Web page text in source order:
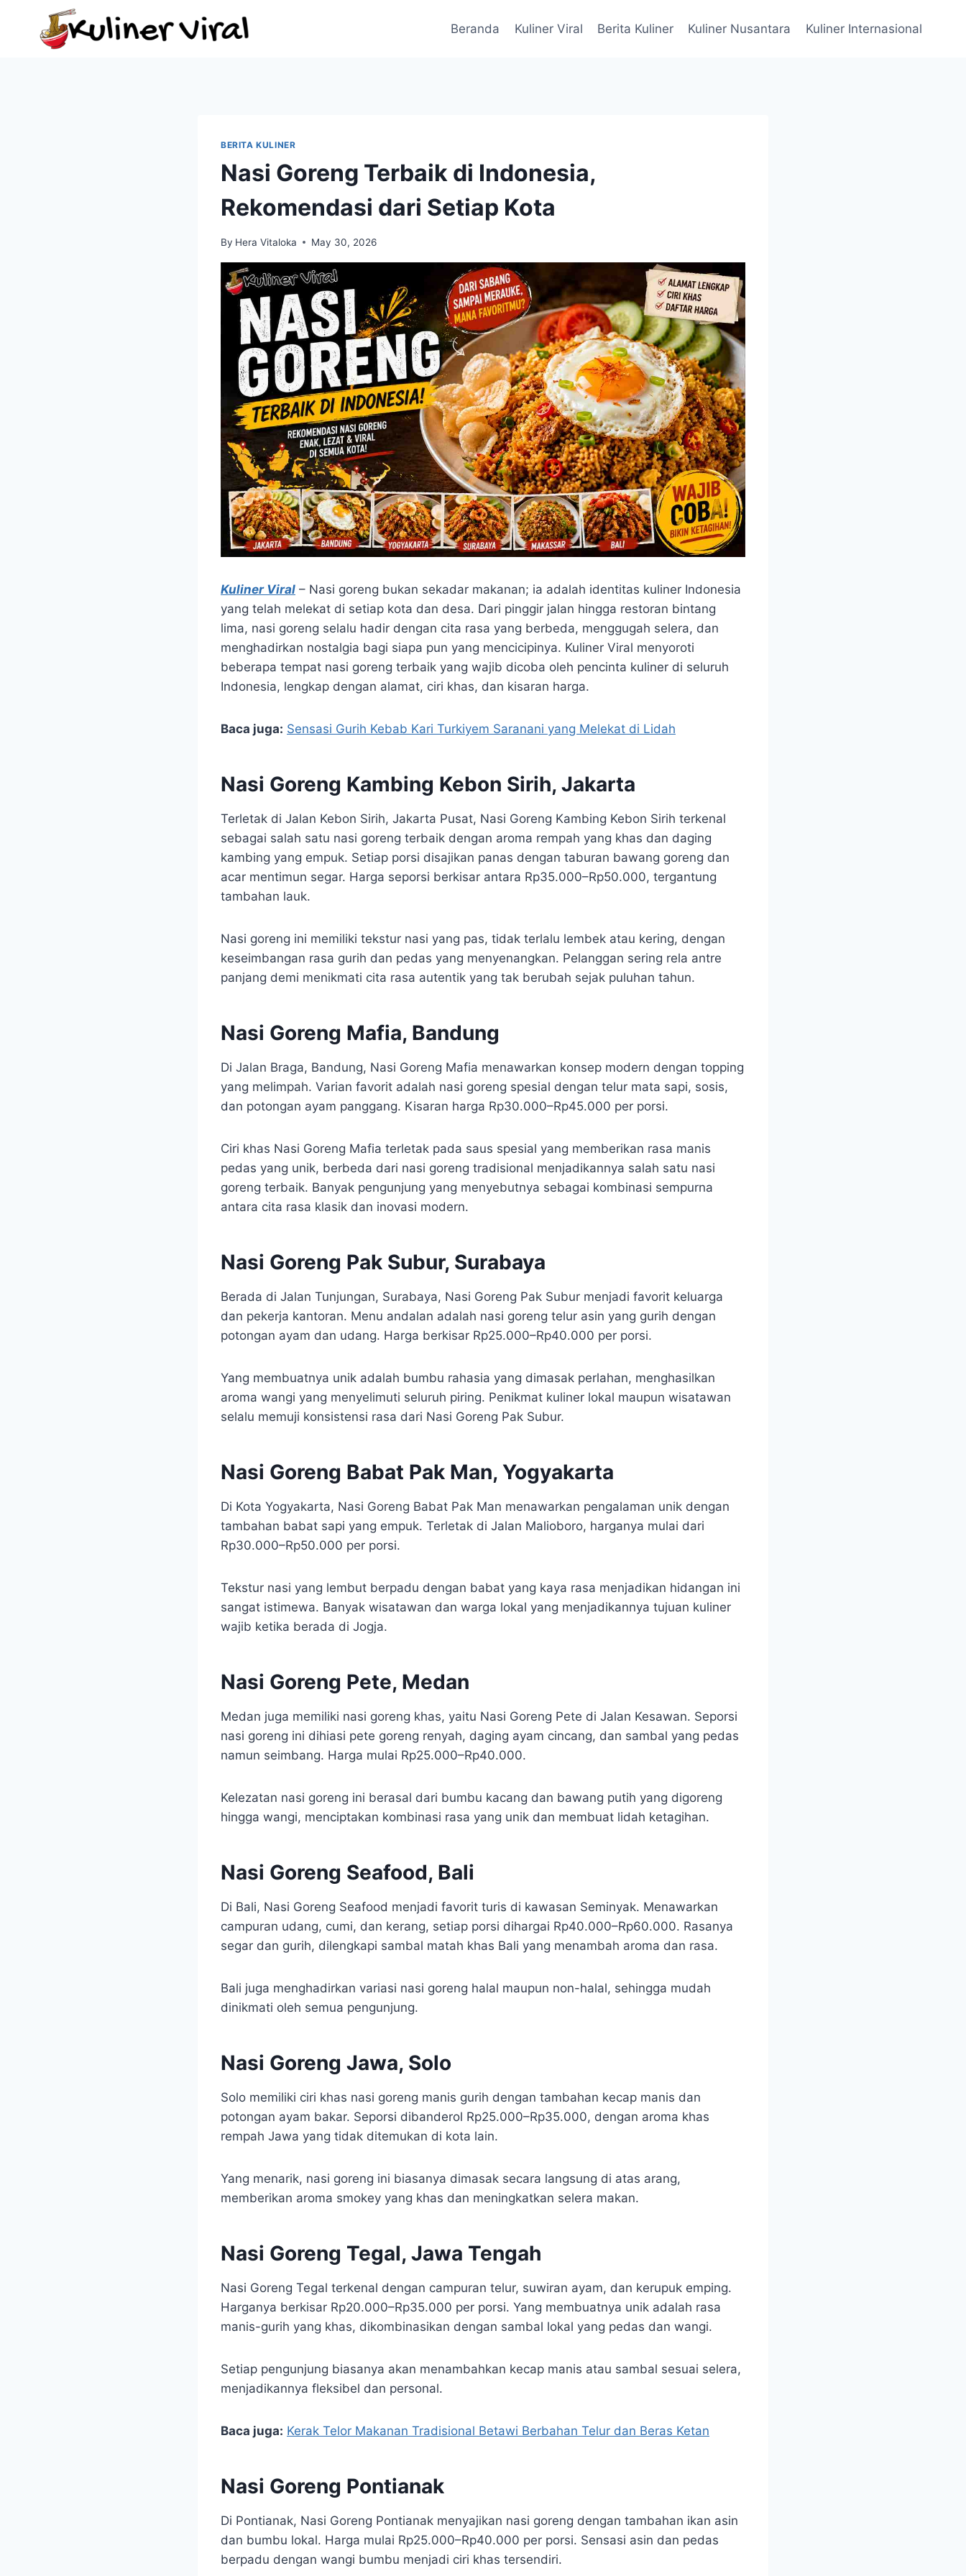
Beranda Kuliner Viral Berita Kuliner Kuliner Nusantara Kuliner Internasional
BERITA KULINER
Nasi Goreng Terbaik di Indonesia,
Rekomendasi dari Setiap Kota
By Hera Vitaloka May 30, 2026
Kuliner Viral – Nasi goreng bukan sekadar makanan; ia adalah identitas kuliner Indonesia
yang telah melekat di setiap kota dan desa. Dari pinggir jalan hingga restoran bintang
lima, nasi goreng selalu hadir dengan cita rasa yang berbeda, menggugah selera, dan
menghadirkan nostalgia bagi siapa pun yang mencicipinya. Kuliner Viral menyoroti
beberapa tempat nasi goreng terbaik yang wajib dicoba oleh pencinta kuliner di seluruh
Indonesia, lengkap dengan alamat, ciri khas, dan kisaran harga.
Baca juga: Sensasi Gurih Kebab Kari Turkiyem Saranani yang Melekat di Lidah
Nasi Goreng Kambing Kebon Sirih, Jakarta
Terletak di Jalan Kebon Sirih, Jakarta Pusat, Nasi Goreng Kambing Kebon Sirih terkenal
sebagai salah satu nasi goreng terbaik dengan aroma rempah yang khas dan daging
kambing yang empuk. Setiap porsi disajikan panas dengan taburan bawang goreng dan
acar mentimun segar. Harga seporsi berkisar antara Rp35.000–Rp50.000, tergantung
tambahan lauk.
Nasi goreng ini memiliki tekstur nasi yang pas, tidak terlalu lembek atau kering, dengan
keseimbangan rasa gurih dan pedas yang menyenangkan. Pelanggan sering rela antre
panjang demi menikmati cita rasa autentik yang tak berubah sejak puluhan tahun.
Nasi Goreng Mafia, Bandung
Di Jalan Braga, Bandung, Nasi Goreng Mafia menawarkan konsep modern dengan topping
yang melimpah. Varian favorit adalah nasi goreng spesial dengan telur mata sapi, sosis,
dan potongan ayam panggang. Kisaran harga Rp30.000–Rp45.000 per porsi.
Ciri khas Nasi Goreng Mafia terletak pada saus spesial yang memberikan rasa manis
pedas yang unik, berbeda dari nasi goreng tradisional menjadikannya salah satu nasi
goreng terbaik. Banyak pengunjung yang menyebutnya sebagai kombinasi sempurna
antara cita rasa klasik dan inovasi modern.
Nasi Goreng Pak Subur, Surabaya
Berada di Jalan Tunjungan, Surabaya, Nasi Goreng Pak Subur menjadi favorit keluarga
dan pekerja kantoran. Menu andalan adalah nasi goreng telur asin yang gurih dengan
potongan ayam dan udang. Harga berkisar Rp25.000–Rp40.000 per porsi.
Yang membuatnya unik adalah bumbu rahasia yang dimasak perlahan, menghasilkan
aroma wangi yang menyelimuti seluruh piring. Penikmat kuliner lokal maupun wisatawan
selalu memuji konsistensi rasa dari Nasi Goreng Pak Subur.
Nasi Goreng Babat Pak Man, Yogyakarta
Di Kota Yogyakarta, Nasi Goreng Babat Pak Man menawarkan pengalaman unik dengan
tambahan babat sapi yang empuk. Terletak di Jalan Malioboro, harganya mulai dari
Rp30.000–Rp50.000 per porsi.
Tekstur nasi yang lembut berpadu dengan babat yang kaya rasa menjadikan hidangan ini
sangat istimewa. Banyak wisatawan dan warga lokal yang menjadikannya tujuan kuliner
wajib ketika berada di Jogja.
Nasi Goreng Pete, Medan
Medan juga memiliki nasi goreng khas, yaitu Nasi Goreng Pete di Jalan Kesawan. Seporsi
nasi goreng ini dihiasi pete goreng renyah, daging ayam cincang, dan sambal yang pedas
namun seimbang. Harga mulai Rp25.000–Rp40.000.
Kelezatan nasi goreng ini berasal dari bumbu kacang dan bawang putih yang digoreng
hingga wangi, menciptakan kombinasi rasa yang unik dan membuat lidah ketagihan.
Nasi Goreng Seafood, Bali
Di Bali, Nasi Goreng Seafood menjadi favorit turis di kawasan Seminyak. Menawarkan
campuran udang, cumi, dan kerang, setiap porsi dihargai Rp40.000–Rp60.000. Rasanya
segar dan gurih, dilengkapi sambal matah khas Bali yang menambah aroma dan rasa.
Bali juga menghadirkan variasi nasi goreng halal maupun non-halal, sehingga mudah
dinikmati oleh semua pengunjung.
Nasi Goreng Jawa, Solo
Solo memiliki ciri khas nasi goreng manis gurih dengan tambahan kecap manis dan
potongan ayam bakar. Seporsi dibanderol Rp25.000–Rp35.000, dengan aroma khas
rempah Jawa yang tidak ditemukan di kota lain.
Yang menarik, nasi goreng ini biasanya dimasak secara langsung di atas arang,
memberikan aroma smokey yang khas dan meningkatkan selera makan.
Nasi Goreng Tegal, Jawa Tengah
Nasi Goreng Tegal terkenal dengan campuran telur, suwiran ayam, dan kerupuk emping.
Harganya berkisar Rp20.000–Rp35.000 per porsi. Yang membuatnya unik adalah rasa
manis-gurih yang khas, dikombinasikan dengan sambal lokal yang pedas dan wangi.
Setiap pengunjung biasanya akan menambahkan kecap manis atau sambal sesuai selera,
menjadikannya fleksibel dan personal.
Baca juga: Kerak Telor Makanan Tradisional Betawi Berbahan Telur dan Beras Ketan
Nasi Goreng Pontianak
Di Pontianak, Nasi Goreng Pontianak menyajikan nasi goreng dengan tambahan ikan asin
dan bumbu lokal. Harga mulai Rp25.000–Rp40.000 per porsi. Sensasi asin dan pedas
berpadu dengan wangi bumbu menjadi ciri khas tersendiri.